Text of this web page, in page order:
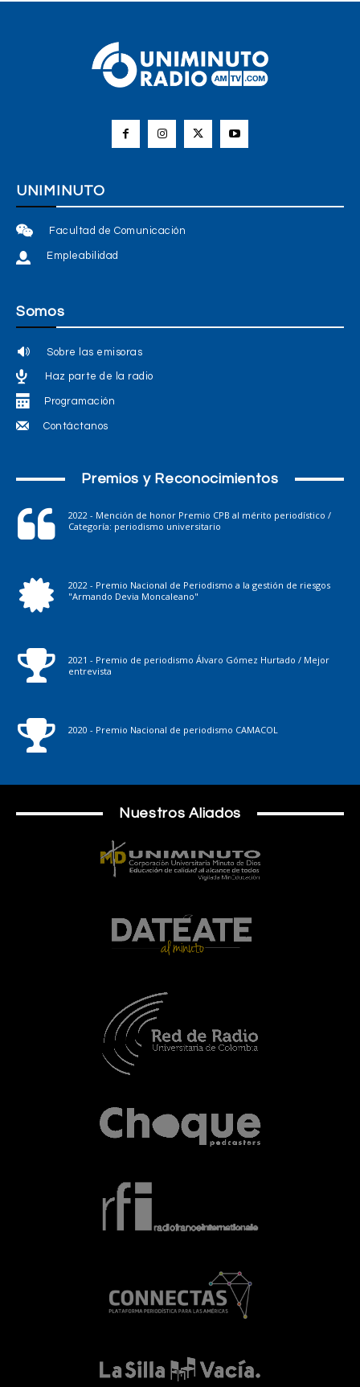
UNIMINUTO
Facultad de Comunicación
Empleabilidad
Somos
Sobre las emisoras
Haz parte de la radio
Programación
Contáctanos
Premios y Reconocimientos
2022 - Mención de honor Premio CPB al mérito periodístico /
Categoría: periodismo universitario
2022 - Premio Nacional de Periodismo a la gestión de riesgos
"Armando Devia Moncaleano"
2021 - Premio de periodismo Álvaro Gómez Hurtado / Mejor
entrevista
2020 - Premio Nacional de periodismo CAMACOL
Nuestros Aliados